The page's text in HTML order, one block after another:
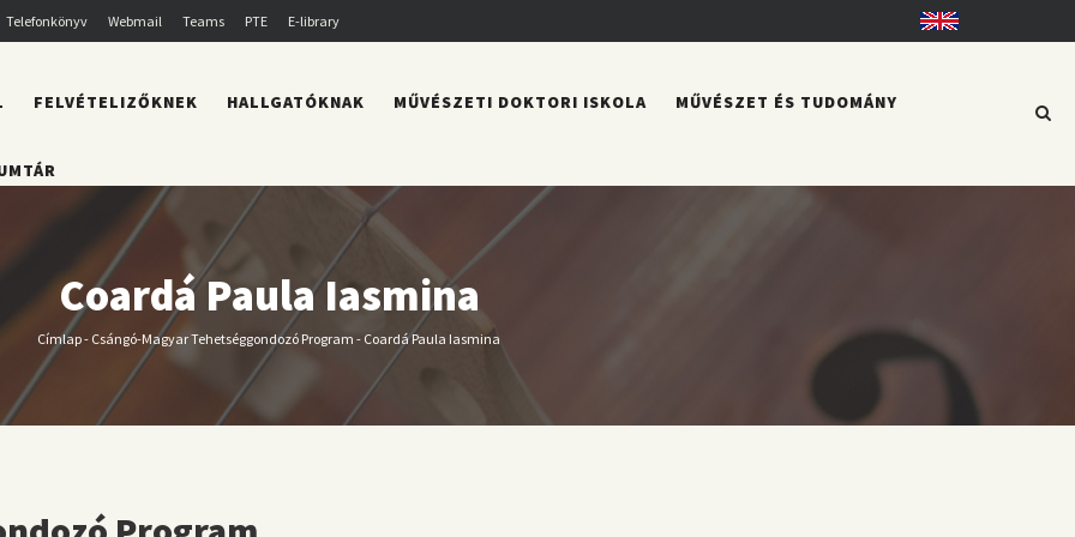
Telefonkönyv Webmail Teams PTE E-library English
FELVÉTELIZŐKNEK HALLGATÓKNAK MŰVÉSZETI DOKTORI ISKOLA MŰVÉSZET ÉS TUDOMÁNY
Coardá Paula Iasmina
Morzsa
Címlap- Csángó-Magyar Tehetséggondozó Program - Coardá Paula Iasmina